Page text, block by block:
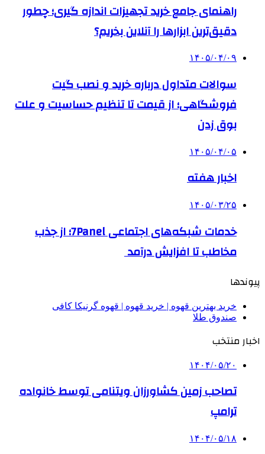
راهنمای جامع خرید تجهیزات اندازه گیری؛ چطور
دقیق‌ترین ابزارها را آنلاین بخریم؟
۱۴۰۵/۰۴/۰۹
سوالات متداول درباره خرید و نصب گیت
فروشگاهی؛ از قیمت تا تنظیم حساسیت و علت
بوق زدن
۱۴۰۵/۰۴/۰۵
اخبار هفته
۱۴۰۵/۰۳/۲۵
خدمات شبکه‌های اجتماعی 7Panel؛ از جذب
مخاطب تا افزایش درآمد
پیوندها
خرید بهترین قهوه | خرید قهوه | قهوه گرنیکا کافی
صندوق طلا
اخبار منتخب
۱۴۰۴/۰۵/۲۰
تصاحب زمین کشاورزان ویتنامی توسط خانواده
ترامپ
۱۴۰۴/۰۵/۱۸